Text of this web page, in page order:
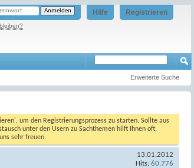
Registrieren
Hilfe
Erweiterte Suche
um den Registrierungsprozess zu starten. Sollte aus
unter den Usern zu Sachthemen hilft Ihnen oft,
sehr freuen.
13.01.2012
Hits: 60.776